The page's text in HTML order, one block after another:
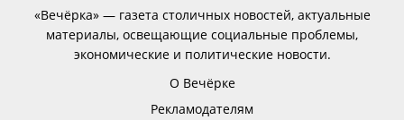
«Вечёрка» — газета столичных новостей, актуальные
материалы, освещающие социальные проблемы,
экономические и политические новости.
О Вечёрке
Рекламодателям